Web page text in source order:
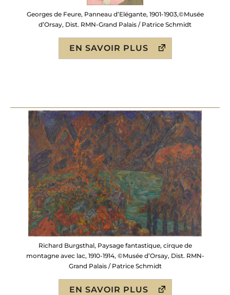
Georges de Feure, Panneau d’Elégante, 1901-1903,©Musée
d’Orsay, Dist. RMN-Grand Palais / Patrice Schmidt
EN SAVOIR PLUS
Richard Burgsthal, Paysage fantastique, cirque de
montagne avec lac, 1910-1914, ©Musée d’Orsay, Dist. RMN-
Grand Palais / Patrice Schmidt
EN SAVOIR PLUS